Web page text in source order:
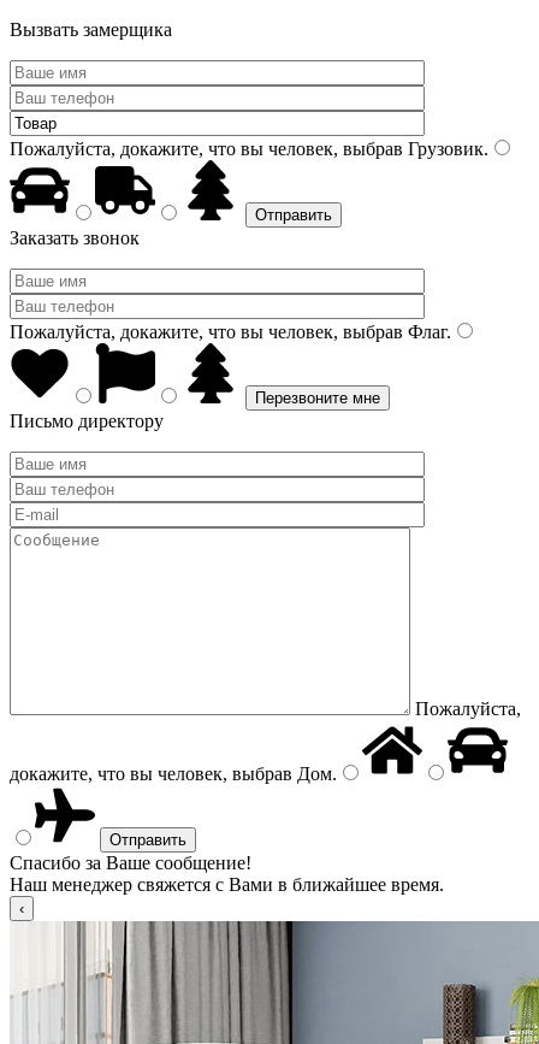
Вызвать замерщика
Пожалуйста, докажите, что вы человек, выбрав Грузовик.
Заказать звонок
Пожалуйста, докажите, что вы человек, выбрав Флаг.
Письмо директору
Пожалуйста,
докажите, что вы человек, выбрав Дом.
Спасибо за Ваше сообщение!
Наш менеджер свяжется с Вами в ближайшее время.